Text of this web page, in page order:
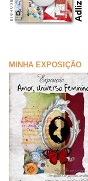
MINHA EXPOSIÇÃO